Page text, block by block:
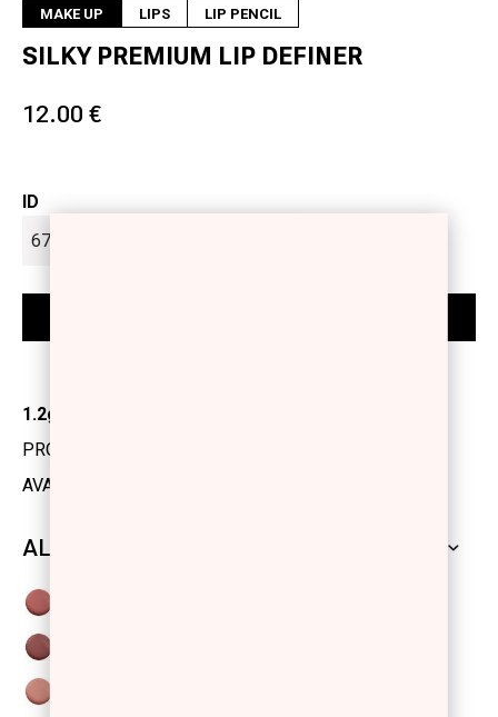
MAKE UP LIPS LIP PENCIL
SILKY PREMIUM LIP DEFINER
12.00 €
ID
1.2gr
PRODUCT CODE: 1131518
AVAILABILITY: IN STOCK
ALL SHADES